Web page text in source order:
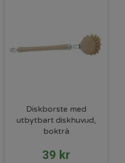
Diskborste med
utbytbart diskhuvud,
bokträ
39 kr